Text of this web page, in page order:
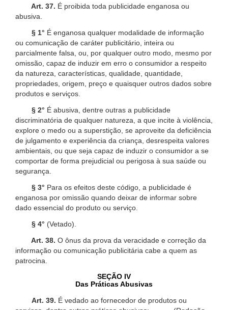
Art. 37. É proibida toda publicidade enganosa ou
abusiva.
§ 1° É enganosa qualquer modalidade de informação
ou comunicação de caráter publicitário, inteira ou
parcialmente falsa, ou, por qualquer outro modo, mesmo por
omissão, capaz de induzir em erro o consumidor a respeito
da natureza, características, qualidade, quantidade,
propriedades, origem, preço e quaisquer outros dados sobre
produtos e serviços.
§ 2° É abusiva, dentre outras a publicidade
discriminatória de qualquer natureza, a que incite à violência,
explore o medo ou a superstição, se aproveite da deficiência
de julgamento e experiência da criança, desrespeita valores
ambientais, ou que seja capaz de induzir o consumidor a se
comportar de forma prejudicial ou perigosa à sua saúde ou
segurança.
§ 3° Para os efeitos deste código, a publicidade é
enganosa por omissão quando deixar de informar sobre
dado essencial do produto ou serviço.
§ 4° (Vetado).
Art. 38. O ônus da prova da veracidade e correção da
informação ou comunicação publicitária cabe a quem as
patrocina.
SEÇÃO IV
Das Práticas Abusivas
Art. 39. É vedado ao fornecedor de produtos ou